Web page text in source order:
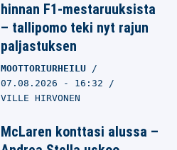
hinnan F1-mestaruuksista
– tallipomo teki nyt rajun
paljastuksen
MOOTTORIURHEILU
07.08.2026 - 16:32
VILLE HIRVONEN
McLaren konttasi alussa –